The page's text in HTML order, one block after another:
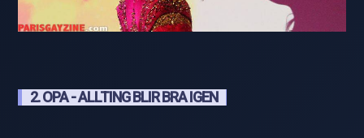
2. OPA - ALLTING BLIR BRA IGEN